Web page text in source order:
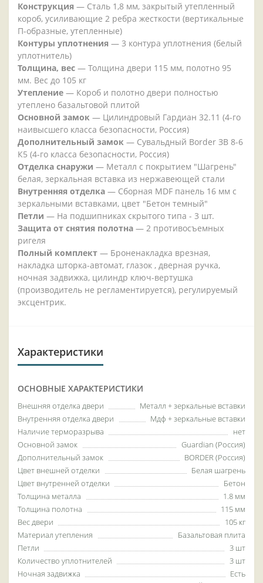
Конструкция — Сталь 1,8 мм, закрытый утепленный
короб, усиливающие 2 ребра жесткости (вертикальные
П-образные, утепленные)
Контуры уплотнения — 3 контура уплотнения (белый
уплотнитель)
Толщина, вес — Толщина двери 115 мм, полотно 95
мм. Вес до 105 кг
Утепление — Короб и полотно двери полностью
утеплено базальтовой плитой
Основной замок — Цилиндровый Гардиан 32.11 (4-го
наивысшего класса безопасности, Россия)
Дополнительный замок — Сувальдный Border ЗВ 8-6
К5 (4-го класса безопасности, Россия)
Отделка снаружи — Металл с покрытием "Шагрень"
белая, зеркальная вставка из нержавеющей стали
Внутренняя отделка — Сборная MDF панель 16 мм с
зеркальными вставками, цвет "Бетон темный"
Петли — На подшипниках скрытого типа - 3 шт.
Защита от снятия полотна — 2 противосъемных
ригеля
Полный комплект — Броненакладка врезная,
накладка шторка-автомат, глазок , дверная ручка,
ночная задвижка, цилиндр ключ-вертушка
(производитель не регламентируется), регулируемый
эксцентрик.
Характеристики
ОСНОВНЫЕ ХАРАКТЕРИСТИКИ
Внешняя отделка двери
Металл + зеркальные вставки
Внутренняя отделка двери
Мдф + зеркальные вставки
Наличие терморазрыва
нет
Основной замок
Guardian (Россия)
Дополнительный замок
BORDER (Россия)
Цвет внешней отделки
Белая шагрень
Цвет внутренней отделки
Бетон
Толщина металла
1.8 мм
Толщина полотна
115 мм
Вес двери
105 кг
Материал утепления
Базальтовая плита
Петли
3 шт
Количество уплотнителей
3 шт
Ночная задвижка
Есть